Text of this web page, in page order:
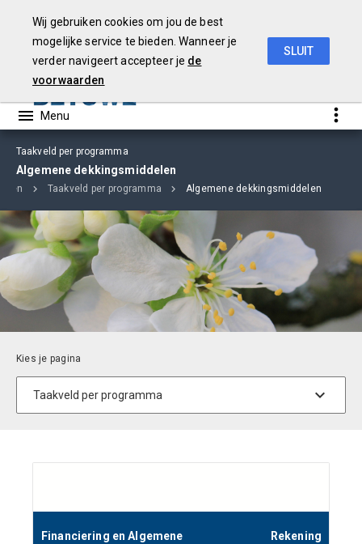
Taakveld per programma
Algemene dekkingsmiddelen
Taakveld per programma Algemene dekkingsmiddelen
Financiering en Algemene
Rekening
Wij gebruiken cookies om jou de best
mogelijke service te bieden. Wanneer je
verder navigeert accepteer je de
voorwaarden
SLUIT